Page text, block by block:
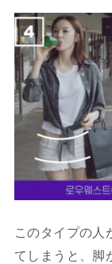
このタイプの人
てしまうと、脚